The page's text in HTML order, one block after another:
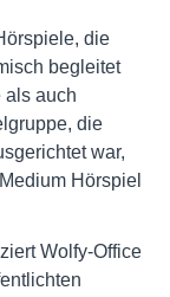
die
begleitet
als auch
die
war,
Hörspiel
Wolfy-Office